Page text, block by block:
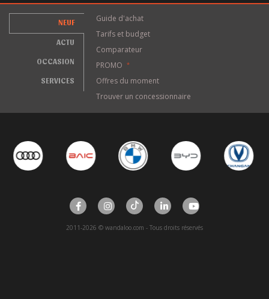
NEUF
ACTU
OCCASION
SERVICES
Guide d'achat
Tarifs et budget
Comparateur
PROMO
*
Offres du moment
Trouver un concessionnaire
2011-2026 © wandaloo.com - Tous droits réservés